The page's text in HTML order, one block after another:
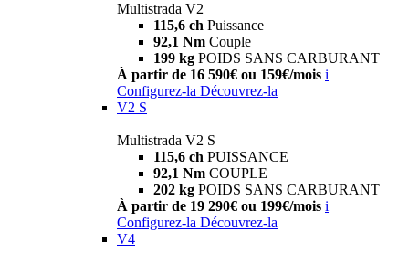
Multistrada V2
115,6 ch Puissance
92,1 Nm Couple
199 kg POIDS SANS CARBURANT
À partir de 16 590€ ou 159€/mois i
Configurez-la Découvrez-la
V2 S
Multistrada V2 S
115,6 ch PUISSANCE
92,1 Nm COUPLE
202 kg POIDS SANS CARBURANT
À partir de 19 290€ ou 199€/mois i
Configurez-la Découvrez-la
V4